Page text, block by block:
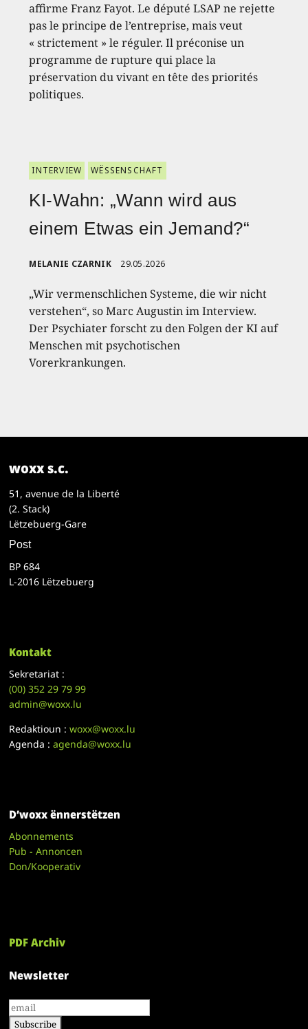
affirme Franz Fayot. Le député LSAP ne rejette
pas le principe de l’entreprise, mais veut
« strictement » le réguler. Il préconise un
programme de rupture qui place la
préservation du vivant en tête des priorités
politiques.
INTERVIEW WËSSENSCHAFT
KI-Wahn: „Wann wird aus
einem Etwas ein Jemand?“
MELANIE CZARNIK 29.05.2026
„Wir vermenschlichen Systeme, die wir nicht
verstehen“, so Marc Augustin im Interview.
Der Psychiater forscht zu den Folgen der KI auf
Menschen mit psychotischen
Vorerkrankungen.
woxx s.c.
51, avenue de la Liberté
(2. Stack)
Lëtzebuerg-Gare
Post
BP 684
L-2016 Lëtzebuerg
Kontakt
Sekretariat :
(00)352 29 79 99
admin@woxx.lu
Redaktioun :woxx@woxx.lu
Agenda :agenda@woxx.lu
D’woxx ënnerstëtzen
Abonnements
Pub - Annoncen
Don/Kooperativ
PDF Archiv
Newsletter